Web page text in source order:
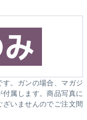
。ガンの場合、マガジ
属します。商品写真に
いませんのでご注文間